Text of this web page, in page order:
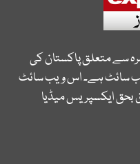
سے متعلق پاکستان کی
سائٹ ہے۔ اس ویب سائٹ
بحق ایکسپریس میڈیا